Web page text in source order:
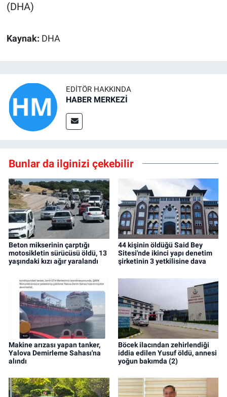
(DHA)
Kaynak: DHA
EDITÖR HAKKINDA
HABER MERKEZİ
Bunlar da ilginizi çekebilir
Beton mikserinin çarptığı
motosikletin sürücüsü öldü, 13
yaşındaki kızı ağır yaralandı
44 kişinin öldüğü Said Bey
Sitesi'nde ikinci yapı denetim
şirketinin 3 yetkilisine dava
Makine arızası yapan tanker,
Yalova Demirleme Sahası'na
alındı
Böcek ilacından zehirlendiği
iddia edilen Yusuf öldü, annesi
yoğun bakımda (2)